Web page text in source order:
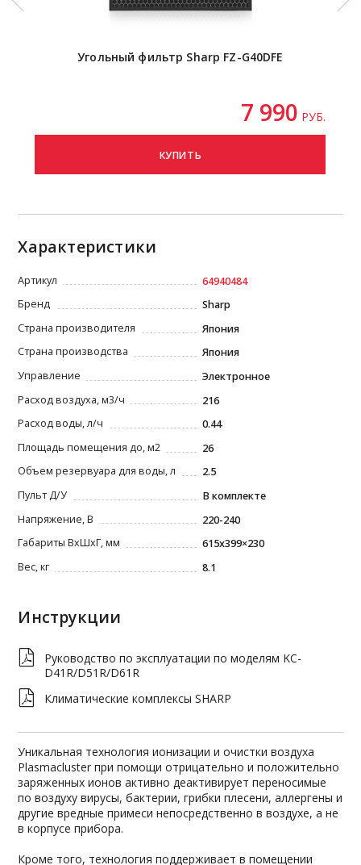
Угольный фильтр Sharp FZ-G40DFE
7 990 РУБ.
КУПИТЬ
Характеристики
Артикул
64940484
Бренд
Sharp
Страна производителя
Япония
Страна производства
Япония
Управление
Электронное
Расход воздуха, м3/ч
216
Расход воды, л/ч
0.44
Площадь помещения до, м2
26
Объем резервуара для воды, л
2.5
Пульт Д/У
В комплекте
Напряжение, В
220-240
Габариты ВxШxГ, мм
615х399×230
Вес, кг
8.1
Инструкции
Руководство по эксплуатации по моделям KC-
D41R/D51R/D61R
Климатические комплексы SHARP
Уникальная технология ионизации и очистки воздуха
Plasmacluster при помощи отрицательно и положительно
заряженных ионов активно деактивирует переносимые
по воздуху вирусы, бактерии, грибки плесени, аллергены и
другие вредные примеси непосредственно в воздухе, а не
в корпусе прибора.
Кроме того, технология поддерживает в помещении